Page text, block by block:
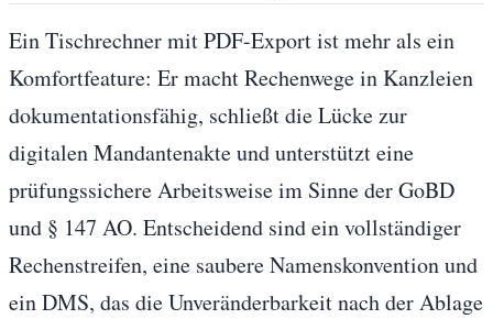
Ein Tischrechner mit PDF-Export ist mehr als ein
Komfortfeature: Er macht Rechenwege in Kanzleien
dokumentationsfähig, schließt die Lücke zur
digitalen Mandantenakte und unterstützt eine
prüfungssichere Arbeitsweise im Sinne der GoBD
und § 147 AO. Entscheidend sind ein vollständiger
Rechenstreifen, eine saubere Namenskonvention und
ein DMS, das die Unveränderbarkeit nach der Ablage